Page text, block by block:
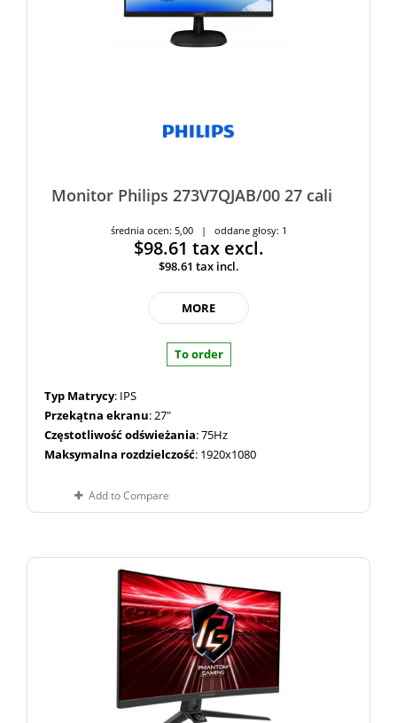
Monitor Philips 273V7QJAB/00 27 cali
średnia ocen: 5,00 | oddane głosy: 1
$98.61 tax excl.
$98.61 tax incl.
MORE
To order
Typ Matrycy: IPS
Przekątna ekranu: 27"
Częstotliwość odświeżania: 75Hz
Maksymalna rozdzielczość: 1920x1080
Add to Compare